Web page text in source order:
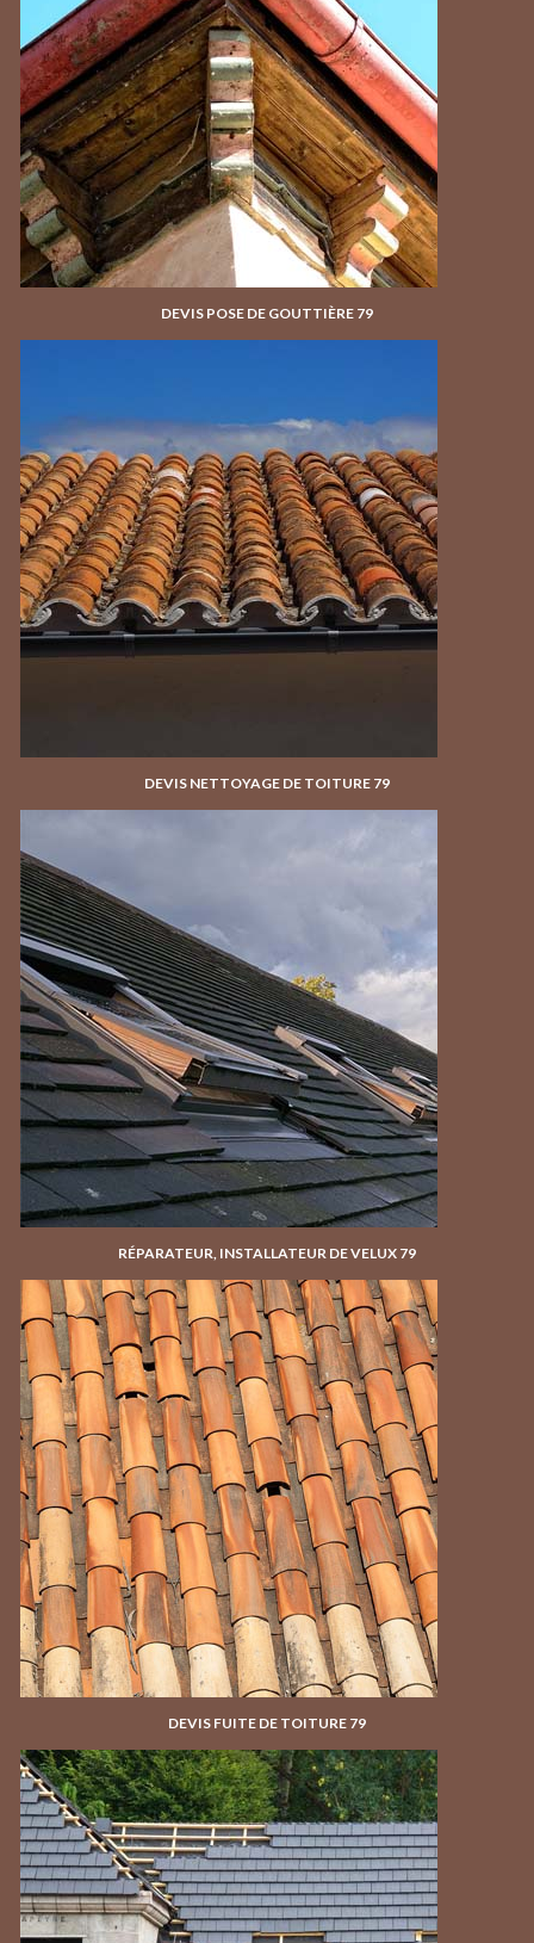
DEVIS POSE DE GOUTTIÈRE 79
DEVIS NETTOYAGE DE TOITURE 79
RÉPARATEUR, INSTALLATEUR DE VELUX 79
DEVIS FUITE DE TOITURE 79